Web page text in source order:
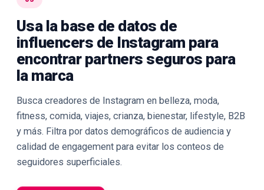
Usa la base de datos de
influencers de Instagram para
encontrar partners seguros para
la marca
Busca creadores de Instagram en belleza, moda,
fitness, comida, viajes, crianza, bienestar, lifestyle, B2B
y más. Filtra por datos demográficos de audiencia y
calidad de engagement para evitar los conteos de
seguidores superficiales.